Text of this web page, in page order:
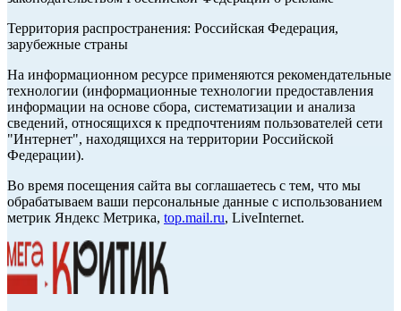
Территория распространения: Российская Федерация,
зарубежные страны
На информационном ресурсе применяются рекомендательные
технологии (информационные технологии предоставления
информации на основе сбора, систематизации и анализа
сведений, относящихся к предпочтениям пользователей сети
"Интернет", находящихся на территории Российской
Федерации).
Во время посещения сайта вы соглашаетесь с тем, что мы
обрабатываем ваши персональные данные с использованием
метрик Яндекс Метрика, top.mail.ru, LiveInternet.